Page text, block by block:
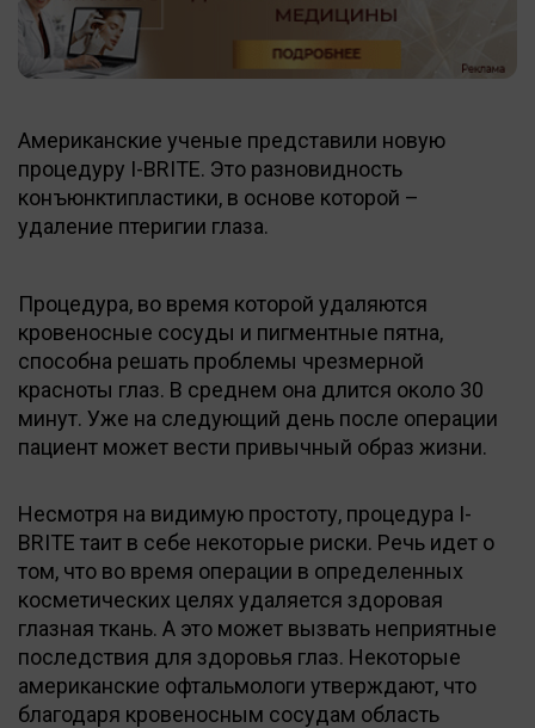
Американские ученые представили новую
процедуру I-BRITE. Это разновидность
конъюнктипластики, в основе которой –
удаление птеригии глаза.
Процедура, во время которой удаляются
кровеносные сосуды и пигментные пятна,
способна решать проблемы чрезмерной
красноты глаз. В среднем она длится около 30
минут. Уже на следующий день после операции
пациент может вести привычный образ жизни.
Несмотря на видимую простоту, процедура I-
BRITE таит в себе некоторые риски. Речь идет о
том, что во время операции в определенных
косметических целях удаляется здоровая
глазная ткань. А это может вызвать неприятные
последствия для здоровья глаз. Некоторые
американские офтальмологи утверждают, что
благодаря кровеносным сосудам область